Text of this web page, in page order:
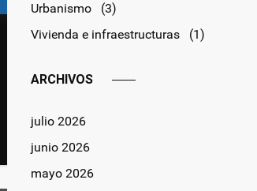
Urbanismo
(3)
Vivienda e infraestructuras
(1)
ARCHIVOS
julio 2026
junio 2026
mayo 2026